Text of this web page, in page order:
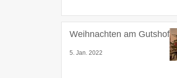
Weihnachten am Gutshof
5. Jan. 2022